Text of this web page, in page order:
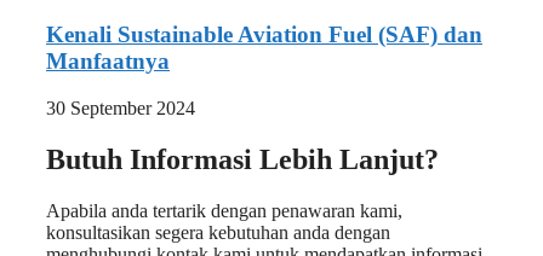
Kenali Sustainable Aviation Fuel (SAF) dan
Manfaatnya
30 September 2024
Butuh Informasi Lebih Lanjut?
Apabila anda tertarik dengan penawaran kami,
konsultasikan segera kebutuhan anda dengan